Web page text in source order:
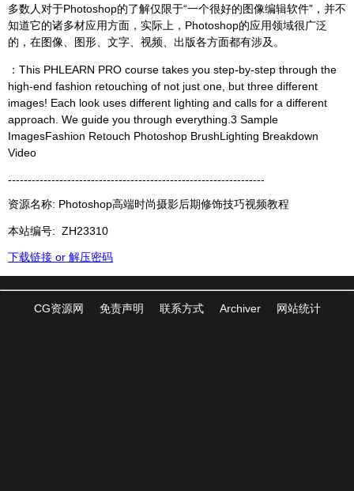
多数人对于Photoshop的了解仅限于“一个很好的图像编辑软件”，并不
知道它的诸多材应用方面，实际上，Photoshop的应用领域很广泛
的，在图像、图形、文字、视频、出版各方面都有涉及。
：This PHLEARN PRO course takes you step-by-step through the
high-end fashion retouching of not just one, but three different
images! Each look uses different lighting and calls for a different
approach. We guide you through everything.3 Sample
ImagesFashion Retouch Photoshop BrushLighting Breakdown
Video
-----------------------------------------------------------------
资源名称: Photoshop高端时尚摄影后期修饰技巧视频教程
本站编号: ZH23310
下载链接 or 解压密码
CG资源网 免责声明 联系方式 Archiver 网站统计